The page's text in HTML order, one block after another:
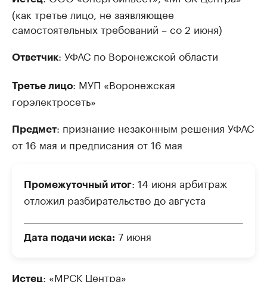
(как третье лицо, не заявляющее
самостоятельных требований – со 2 июня)
Ответчик: УФАС по Воронежской области
Третье лицо: МУП «Воронежская
горэлектросеть»
Предмет: признание незаконным решения УФАС
от 16 мая и предписания от 16 мая
Промежуточный итог: 14 июня арбитраж
отложил разбирательство до августа
Дата подачи иска: 7 июня
Истец: «МРСК Центра»